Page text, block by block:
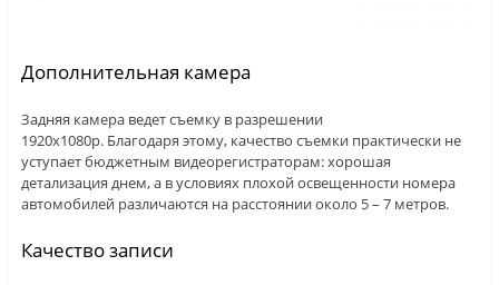
Дополнительная камера
Задняя камера ведет съемку в разрешении
1920х1080р. Благодаря этому, качество съемки практически не
уступает бюджетным видеорегистраторам: хорошая
детализация днем, а в условиях плохой освещенности номера
автомобилей различаются на расстоянии около 5 – 7 метров.
Качество записи